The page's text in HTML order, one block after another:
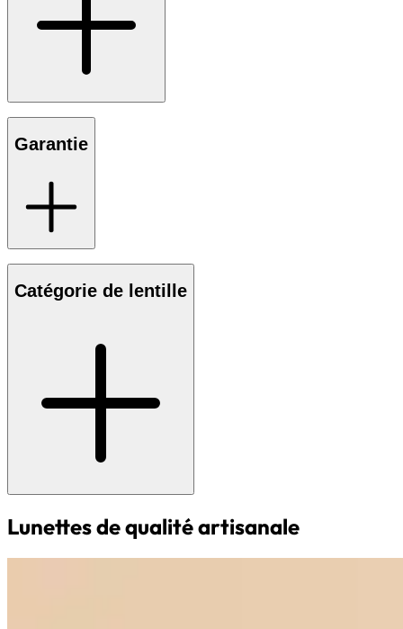
Garantie
Catégorie de lentille
Lunettes de qualité artisanale